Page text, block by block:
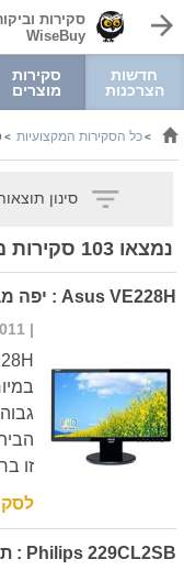
סקירות
WiseBuy
חדשות
הצרכנות
סקירות
מוצרים
>כל הסקירות המקצועיות >
סינון
נמצאו 103 סקירות
Asus VE228H : יפה מבפנים
| 18.05.2011
זו
Philips 229CL2SB : תאווה לעיניים